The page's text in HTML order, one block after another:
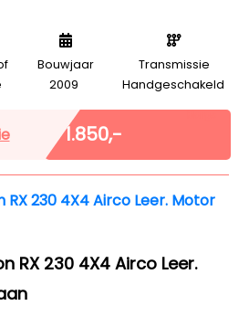
Bouwjaar
2009
Transmissie
Handgeschakeld
€ 1.850,-
RX 230 4X4 Airco Leer.